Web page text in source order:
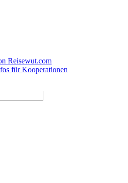
Reisewut.com
für Kooperationen